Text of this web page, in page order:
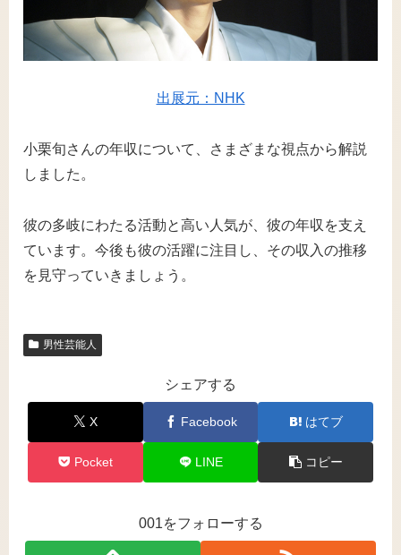
出展元：NHK
小栗旬さんの年収について、さまざまな視点から解説
しました。
彼の多岐にわたる活動と高い人気が、彼の年収を支え
ています。今後も彼の活躍に注目し、その収入の推移
を見守っていきましょう。
男性芸能人
シェアする
X Facebook はてブ
Pocket LINE コピー
001をフォローする